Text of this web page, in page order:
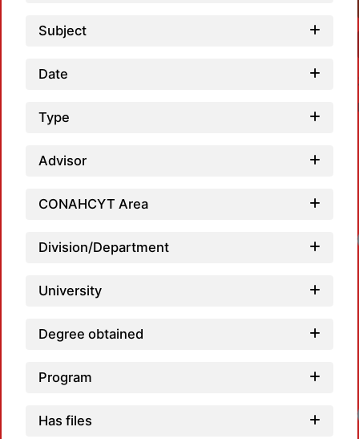
Subject
Date
Type
Advisor
CONAHCYT Area
Division/Department
University
Degree obtained
Program
Has files